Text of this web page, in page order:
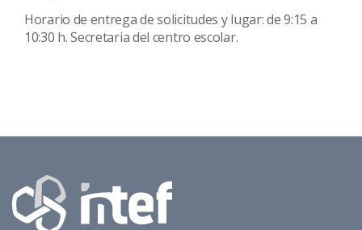
Horario de entrega de solicitudes y lugar: de 9:15 a
10:30 h. Secretaria del centro escolar.